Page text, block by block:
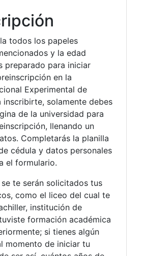
todos los papeles
y la edad
preparado para iniciar
en la
Experimental de
inscribirte, solamente debes
de la universidad para
llenando un
Completarás la planilla
cédula y datos personales
el formulario.
te serán solicitados tus
como el liceo del cual te
institución de
formación académica
si tienes algún
momento de iniciar tu